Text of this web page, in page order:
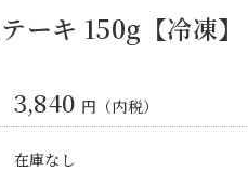
ーキ 150g【冷凍】
3,840 円（内税）
在庫なし